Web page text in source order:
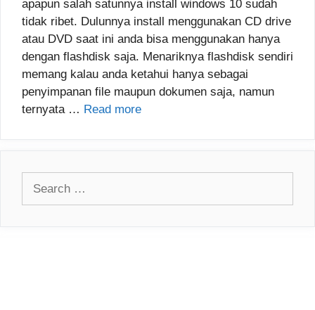
apapun salah satunnya install windows 10 sudah
tidak ribet. Dulunnya install menggunakan CD drive
atau DVD saat ini anda bisa menggunakan hanya
dengan flashdisk saja. Menariknya flashdisk sendiri
memang kalau anda ketahui hanya sebagai
penyimpanan file maupun dokumen saja, namun
ternyata … Read more